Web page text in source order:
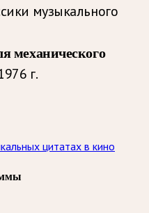
музыкального
механического
г.
цитатах в кино